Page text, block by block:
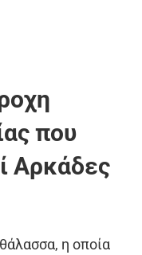
που
Αρκάδες
η οποία